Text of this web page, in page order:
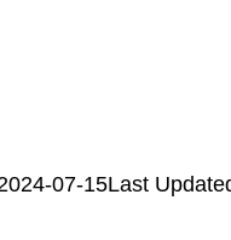
07-15Last